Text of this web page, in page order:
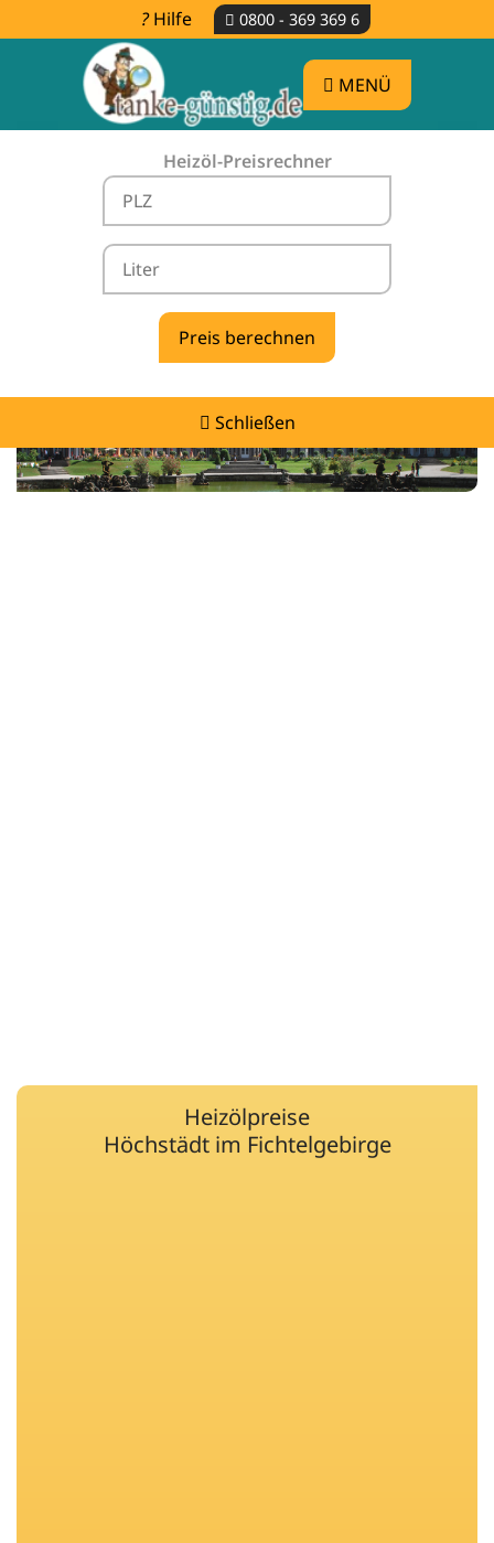
Hilfe 0800 - 369 369 6
MENÜ
Heizöl-Preisrechner
Schließen
Heizölpreise Höchstädt im Fichtelgebirge
vergleichen & günstig tanken
Heizölpreise
Höchstädt im Fichtelgebirge